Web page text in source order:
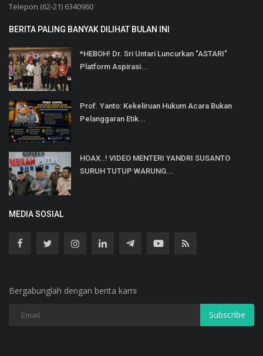
Telepon (62-21) 6340960
BERITA PALING BANYAK DILIHAT BULAN INI
*HEBOH! Dr. Sri Untari Luncurkan "ASTARI"
Platform Aspirasi...
Prof. Yanto: Kekeliruan Hukum Acara Bukan
Pelanggaran Etik...
HOAX..! VIDEO MENTERI YANDRI SUSANTO
SURUH TUTUP WARUNG...
MEDIA SOSIAL
Bergabunglah dengan berita kami
Subscribe